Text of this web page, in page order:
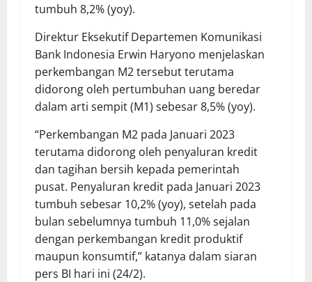
tumbuh 8,2% (yoy).
Direktur Eksekutif Departemen Komunikasi
Bank Indonesia Erwin Haryono menjelaskan
perkembangan M2 tersebut terutama
didorong oleh pertumbuhan uang beredar
dalam arti sempit (M1) sebesar 8,5% (yoy).
“Perkembangan M2 pada Januari 2023
terutama didorong oleh penyaluran kredit
dan tagihan bersih kepada pemerintah
pusat. Penyaluran kredit pada Januari 2023
tumbuh sebesar 10,2% (yoy), setelah pada
bulan sebelumnya tumbuh 11,0% sejalan
dengan perkembangan kredit produktif
maupun konsumtif,” katanya dalam siaran
pers BI hari ini (24/2).